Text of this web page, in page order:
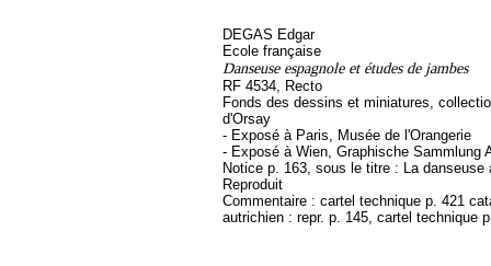
DEGAS Edgar
Ecole française
Danseuse espagnole et études de jambes
RF 4534, Recto
Fonds des dessins et miniatures,
d'Orsay
- Exposé à Paris, Musée de l'Orangerie
- Exposé à Wien, Graphische Sammlung
Notice p. 163, sous le titre : La danseuse
Reproduit
Commentaire : cartel technique p. 421
autrichien : repr. p. 145, cartel technique